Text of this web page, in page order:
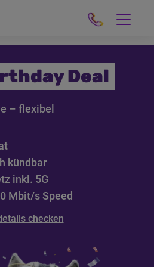
Deal
– flexibel
kündbar
inkl. 5G
Mbit/sSpeed
checken